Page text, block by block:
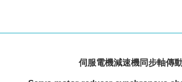
伺服電機減速機同步軸傳